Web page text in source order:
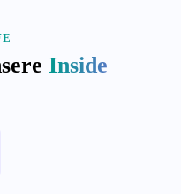
Inside